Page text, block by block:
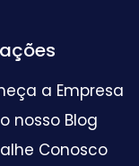
a Empresa
nosso Blog
Conosco